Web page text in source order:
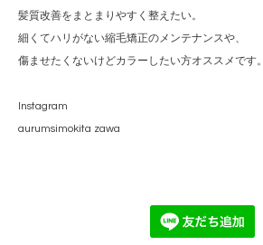
髪質改善をまとまりやすく整えたい。
細くてハリがない縮毛矯正のメンテナンスや、
傷ませたくないけどカラーしたい方オススメです。
Instagram
aurumsimokita zawa